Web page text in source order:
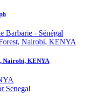
Barbarie - Sénégal
Nairobi, KENYA